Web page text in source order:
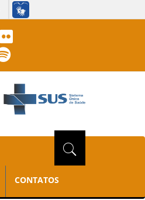
CONTATOS